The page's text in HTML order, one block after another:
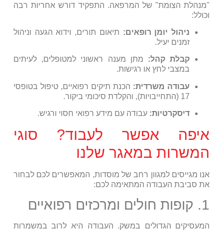
"מנהלת הצומת" של המרפאה. התפקיד דורש אחריות רבה
וכולל:
ניהול יומן רופאים: תיאום תורים, וידוא הגעה וניהול
זמנים יעיל.
קבלת קהל: מתן מענה ראשוני למטופלים, לעיתים
במצבי לחץ או רגישות.
עבודה משרדית: הכנת תיקים רפואיים, טיפול בטופסי
17 (התחייבויות), והקלדת סיכומי ביקור.
דיסקרטיות: עבודה עם מידע רפואי חסוי ורגיש.
איפה אפשר לעבוד? סוגי
המשרות במאגר שלנו
אנו מגייסים למגוון רחב של מוסדות, המאפשרים לכם לבחור
את סביבת העבודה המתאימה לכם:
1. קופות חולים ומרכזים רפואיים
המעסיקים הגדולים במשק. העבודה היא לרוב במשמרות